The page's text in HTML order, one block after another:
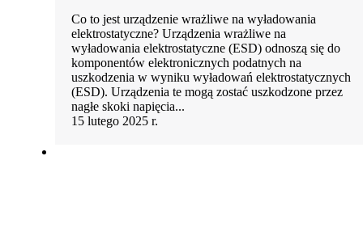
Co to jest urządzenie wrażliwe na wyładowania
elektrostatyczne? Urządzenia wrażliwe na
wyładowania elektrostatyczne (ESD) odnoszą się do
komponentów elektronicznych podatnych na
uszkodzenia w wyniku wyładowań elektrostatycznych
(ESD). Urządzenia te mogą zostać uszkodzone przez
nagłe skoki napięcia...
15 lutego 2025 r.